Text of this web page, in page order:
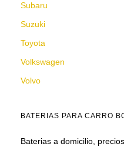
Subaru
Suzuki
Toyota
Volkswagen
Volvo
BATERIAS PARA CARRO
Baterias a domicilio,